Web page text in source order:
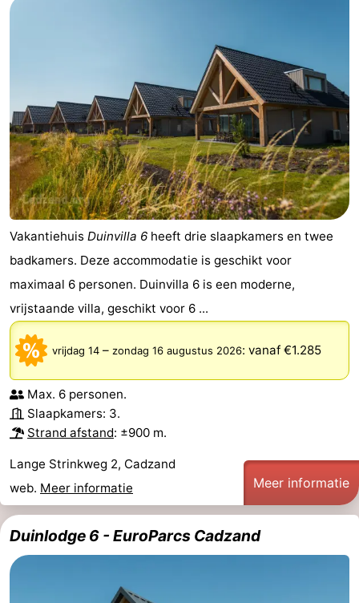
Vakantiehuis Duinvilla 6 heeft drie slaapkamers en twee
badkamers. Deze accommodatie is geschikt voor
maximaal 6 personen. Duinvilla 6 is een moderne,
vrijstaande villa, geschikt voor 6 ...
vrijdag 14 – zondag 16 augustus 2026: vanaf €1.285
Max. 6 personen.
Slaapkamers: 3.
Strand afstand: ±900 m.
Lange Strinkweg 2, Cadzand
web. Meer informatie Meer informatie
Duinlodge 6 - EuroParcs Cadzand